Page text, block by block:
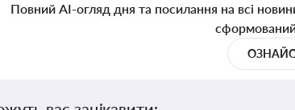
Повний AI-огляд дня та посилання на всі